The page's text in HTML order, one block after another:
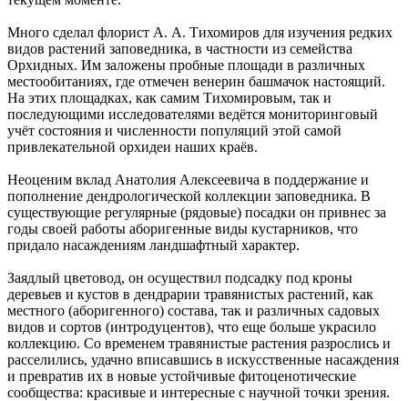
Много сделал флорист А. А. Тихомиров для изучения редких
видов растений заповедника, в частности из семейства
Орхидных. Им заложены пробные площади в различных
местообитаниях, где отмечен венерин башмачок настоящий.
На этих площадках, как самим Тихомировым, так и
последующими исследователями ведётся мониторинговый
учёт состояния и численности популяций этой самой
привлекательной орхидеи наших краёв.
Неоценим вклад Анатолия Алексеевича в поддержание и
пополнение дендрологической коллекции заповедника. В
существующие регулярные (рядовые) посадки он привнес за
годы своей работы аборигенные виды кустарников, что
придало насаждениям ландшафтный характер.
Заядлый цветовод, он осуществил подсадку под кроны
деревьев и кустов в дендрарии травянистых растений, как
местного (аборигенного) состава, так и различных садовых
видов и сортов (интродуцентов), что еще больше украсило
коллекцию. Со временем травянистые растения разрослись и
расселились, удачно вписавшись в искусственные насаждения
и превратив их в новые устойчивые фитоценотические
сообщества: красивые и интересные с научной точки зрения.